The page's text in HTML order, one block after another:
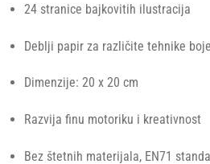
24 stranice bajkovitih ilustracija
Deblji papir za različite tehnike
Dimenzije: 20 x 20 cm
Razvija finu motoriku i kreativnost
Bez štetnih materijala, EN71